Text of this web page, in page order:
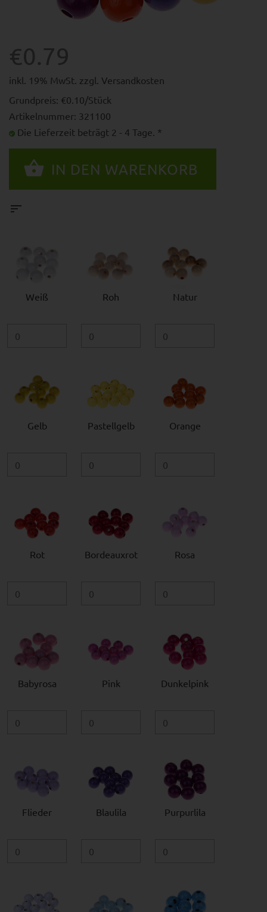
€0.79
inkl. 19% MwSt. zzgl. Versandkosten
Grundpreis: €0.10/Stück
Artikelnummer: 321100
Die Lieferzeit beträgt 2 - 4 Tage. *
Weiß Roh Natur
Gelb Pastellgelb Orange
Rot Bordeauxrot Rosa
Babyrosa Pink Dunkelpink
Flieder Blaulila Purpurlila